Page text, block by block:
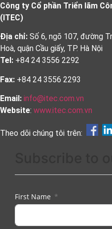
Công ty Cổ phần Triển lãm
(ITEC)
Địa chỉ: Số 6, ngõ 107, đường
Hoà, quận Cầu giấy, TP. Hà Nội
Tel: +84 24 3556 2292
Fax: +84 24 3556 2293
Email: info@itec.com.vn
Website: www.itec.com.vn
Theo dõi chúng tôi trên:
First Name